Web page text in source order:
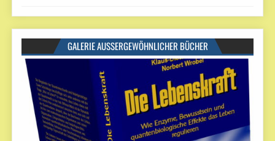
GALERIE AUSSERGEWÖHNLICHER BÜCHER